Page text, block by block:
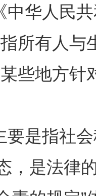
中华人民
所有人
些地方
要是指社
，是法律